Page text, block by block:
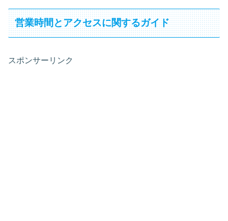
営業時間とアクセスに関するガイド
スポンサーリンク